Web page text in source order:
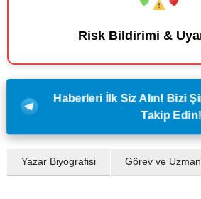
Risk Bildirimi &
Haberleri İlk Siz Alın! Bizi
Takip Edin!
Yazar Biyografisi Görev ve